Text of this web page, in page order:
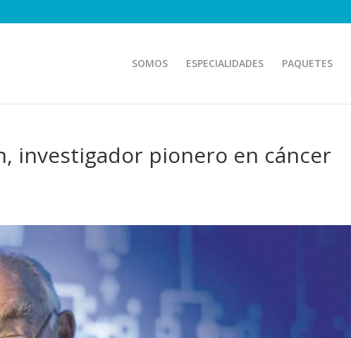
SOMOS ESPECIALIDADES PAQUETES
investigador pionero en cáncer